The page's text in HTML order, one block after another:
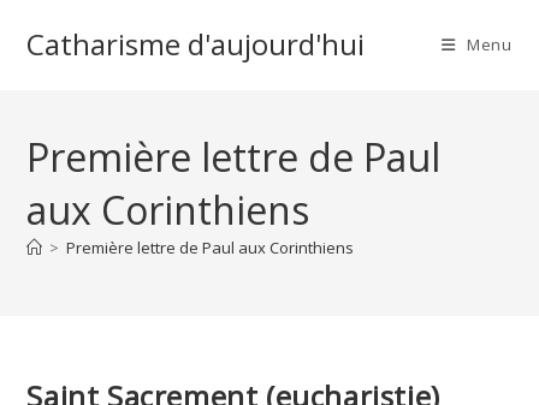
Catharisme d'aujourd'hui Menu
Première lettre de Paul
aux Corinthiens
> Première lettre de Paul aux Corinthiens
Saint Sacrement (eucharistie)